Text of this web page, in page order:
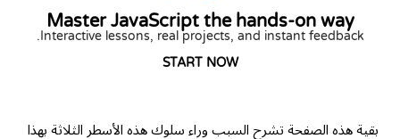
Master JavaScript the hands-on way
Interactive lessons, real projects, and instant feedback.
START NOW
بقية هذه الصفحة تشرح السبب وراء سلوك هذه الأسطر الثلاثة بهذا